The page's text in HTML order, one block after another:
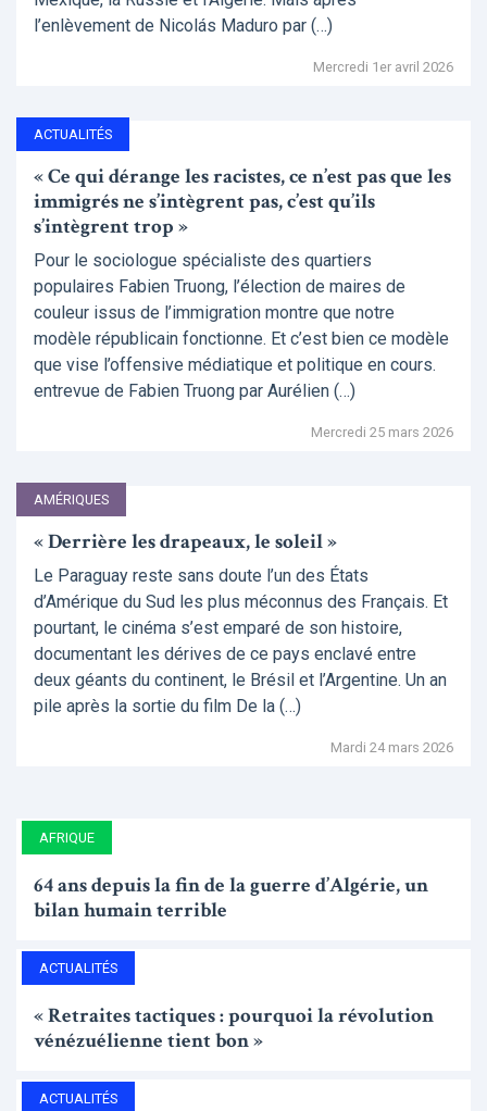
l’enlèvement de Nicolás Maduro par (…)
Mercredi 1er avril 2026
ACTUALITÉS
« Ce qui dérange les racistes, ce n’est pas que les
immigrés ne s’intègrent pas, c’est qu’ils
s’intègrent trop »
Pour le sociologue spécialiste des quartiers
populaires Fabien Truong, l’élection de maires de
couleur issus de l’immigration montre que notre
modèle républicain fonctionne. Et c’est bien ce modèle
que vise l’offensive médiatique et politique en cours.
entrevue de Fabien Truong par Aurélien (…)
Mercredi 25 mars 2026
AMÉRIQUES
« Derrière les drapeaux, le soleil »
Le Paraguay reste sans doute l’un des États
d’Amérique du Sud les plus méconnus des Français. Et
pourtant, le cinéma s’est emparé de son histoire,
documentant les dérives de ce pays enclavé entre
deux géants du continent, le Brésil et l’Argentine. Un an
pile après la sortie du film De la (…)
Mardi 24 mars 2026
AFRIQUE
64 ans depuis la fin de la guerre d’Algérie, un
bilan humain terrible
ACTUALITÉS
« Retraites tactiques : pourquoi la révolution
vénézuélienne tient bon »
ACTUALITÉS